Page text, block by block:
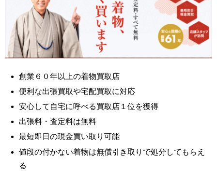
創業６０年以上の着物買取店
便利な出張買取や宅配買取に対応
安心して自宅に呼べる買取店１位を獲得
出張料・査定料は無料
最短即日の現金買い取り可能
値段の付かない着物は無償引き取りで処分してもらえ
る